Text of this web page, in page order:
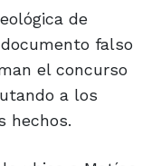
de
falso
el concurso
a los
hechos.